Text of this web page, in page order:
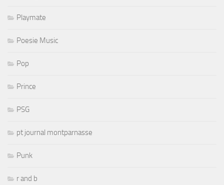
Playmate
Poesie Music
Pop
Prince
PSG
pt journal montparnasse
Punk
r and b